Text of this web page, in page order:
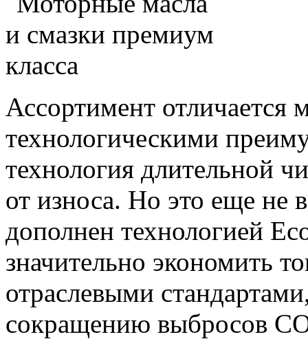
Ассортимент отличается
технологическими
технология длительной
от износа. Но это еще не
дополнен технологией
значительно экономить
отраслевыми
сокращению выбросов